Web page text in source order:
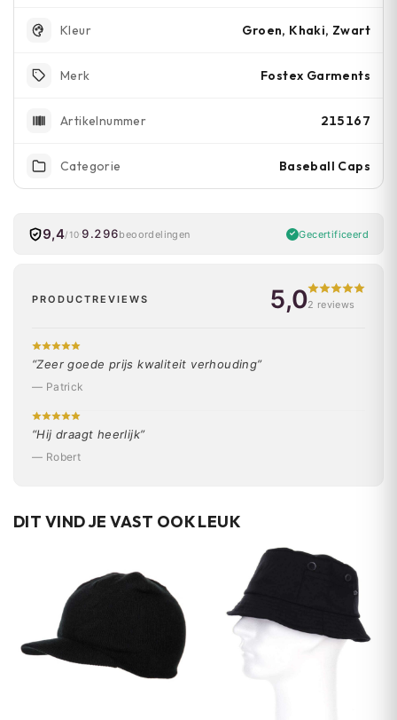
Kleur Groen, Khaki, Zwart
Merk Fostex Garments
Artikelnummer 215167
Categorie Baseball Caps
9,4/10 9.296beoordelingen Gecertificeerd
PRODUCTREVIEWS 5,02 reviews
“Zeer goede prijs kwaliteit verhouding”
— Patrick
“Hij draagt heerlijk”
— Robert
DIT VIND JE VAST OOK LEUK